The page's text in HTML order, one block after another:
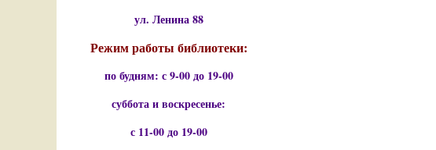
ул. Ленина 88
Режим работы библиотеки:
по будням: с 9-00 до 19-00
суббота и воскресенье:
с 11-00 до 19-00